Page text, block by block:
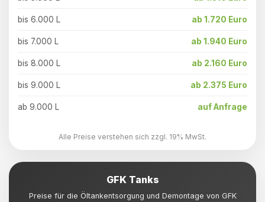
bis 6.000 L ab 1.720 Euro
bis 7.000 L ab 1.940 Euro
bis 8.000 L ab 2.160 Euro
bis 9.000 L ab 2.375 Euro
ab 9.000 L auf Anfrage
Alle Preise verstehen sich zzgl. 19% MwSt.
GFK Tanks
Preise für die Öltankentsorgung und Demontage von GFK